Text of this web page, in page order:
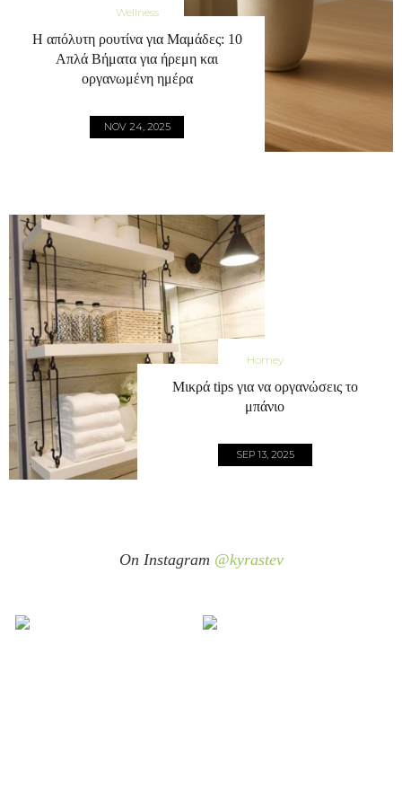
Wellness
Η απόλυτη ρουτίνα για Μαμάδες: 10
Απλά Βήματα για ήρεμη και
οργανωμένη ημέρα
NOV 24, 2025
Homey
Μικρά tips για να οργανώσεις το
μπάνιο
SEP 13, 2025
On Instagram @kyrastev